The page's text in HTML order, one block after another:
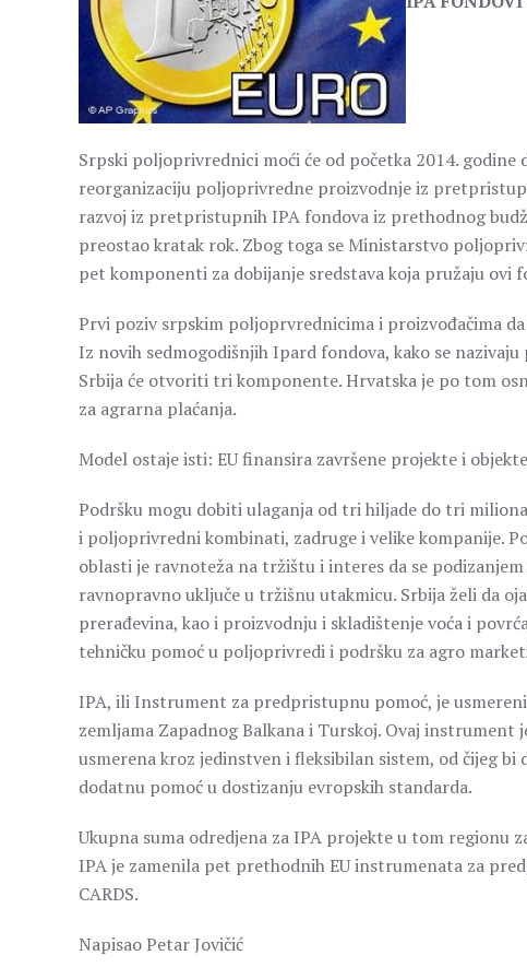
Srpski poljoprivrednici moći će od početka 2014.
reorganizaciju poljoprivredne proizvodnje iz
razvoj iz pretpristupnih IPA fondova iz prethodnog
preostao kratak rok. Zbog toga se Ministarstvo
pet komponenti za dobijanje sredstava koja pružaju ovi
Prvi poziv srpskim poljoprvrednicima i proizvođačima
Iz novih sedmogodišnjih Ipard fondova, kako se
Srbija će otvoriti tri komponente. Hrvatska je po tom
za agrarna plaćanja.
Model ostaje isti: EU finansira završene projekte i
Podršku mogu dobiti ulaganja od tri hiljade do tri
i poljoprivredni kombinati, zadruge i velike kompanije.
oblasti je ravnoteža na tržištu i interes da se
ravnopravno uključe u tržišnu utakmicu. Srbija želi da
prerađevina, kao i proizvodnju i skladištenje voća i
tehničku pomoć u poljoprivredi i podršku za agro
IPA, ili Instrument za predpristupnu pomoć, je
zemljama Zapadnog Balkana i Turskoj. Ovaj
usmerena kroz jedinstven i fleksibilan sistem, od čijeg
dodatnu pomoć u dostizanju evropskih standarda.
Ukupna suma odredjena za IPA projekte u tom regionu
IPA je zamenila pet prethodnih EU instrumenata za
CARDS.
Napisao Petar Jovičić